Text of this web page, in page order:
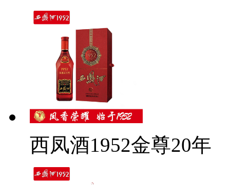
西凤酒1952金尊20年